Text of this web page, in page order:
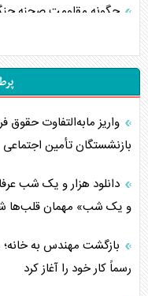
چگونه مقاومت صحنه
تحلیل جامع پدیده
تأثیر جنگ ایران و
اربعین، کابوس مشترک
برنامه هفتم توسعه در
کنوانسیون دریای خزر
بازنشستگان تأمین اجتماعی
دانلود هزار و یک شب
و یک شب» مهمان قلب‌ها
بازگشت مهندس به
رسماً کار خود را آغاز کرد